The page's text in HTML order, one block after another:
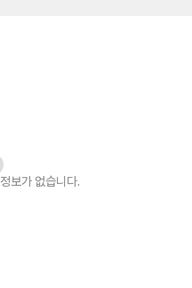
정보가 없습니다.